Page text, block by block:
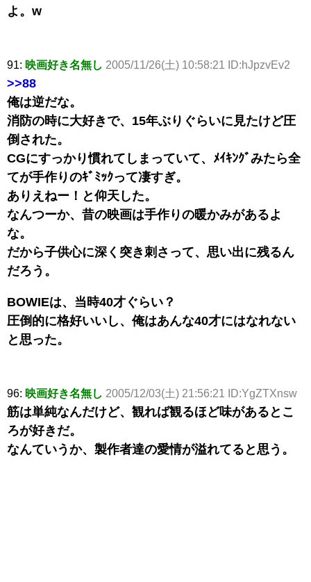
よ。w
91: 映画好き名無し 2005/11/26(土) 10:58:21 ID:hJpzvEv2
>>88
俺は逆だな。
消防の時に大好きで、15年ぶりぐらいに見たけど圧
倒された。
CGにすっかり慣れてしまっていて、ﾒｲｷﾝｸﾞみたら全
てが手作りのｷﾞﾐｯｸって凄すぎ。
ありえねー！と仰天した。
なんつーか、昔の映画は手作りの暖かみがあるよ
な。
だから子供心に深く突き刺さって、思い出に残るん
だろう。
BOWIEは、当時40才ぐらい？
圧倒的に格好いいし、俺はあんな40才にはなれない
と思った。
96: 映画好き名無し 2005/12/03(土) 21:56:21 ID:YgZTXnsw
筋は単純なんだけど、観れば観るほど味があるとこ
ろが好きだ。
なんていうか、製作者達の愛情が溢れてると思う。